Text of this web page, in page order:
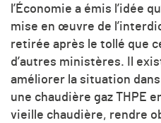
l’Économie a émis l’idée
mise en œuvre de
retirée après le tollé que
d’autres ministères. Il
améliorer la situation
une chaudière gaz THPE
vieille chaudière, rendre